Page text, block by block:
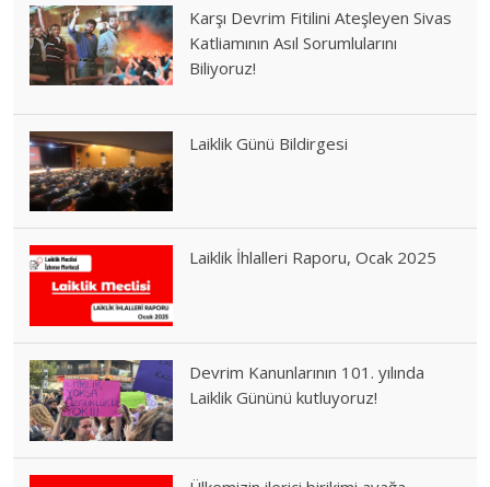
Karşı Devrim Fitilini Ateşleyen Sivas
Katliamının Asıl Sorumlularını
Biliyoruz!
Laiklik Günü Bildirgesi
Laiklik İhlalleri Raporu, Ocak 2025
Devrim Kanunlarının 101. yılında
Laiklik Gününü kutluyoruz!